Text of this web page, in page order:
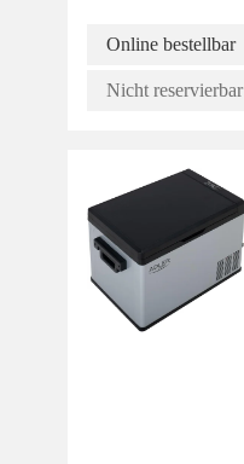
Online bestellbar
Nicht reservierbar